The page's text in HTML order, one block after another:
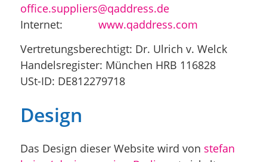
office.suppliers@qaddress.de
Internet: www.qaddress.com
Vertretungsberechtigt: Dr. Ulrich v. Welck
Handelsregister: München HRB 116828
USt-ID: DE812279718
Design
Das Design dieser Website wird von stefan